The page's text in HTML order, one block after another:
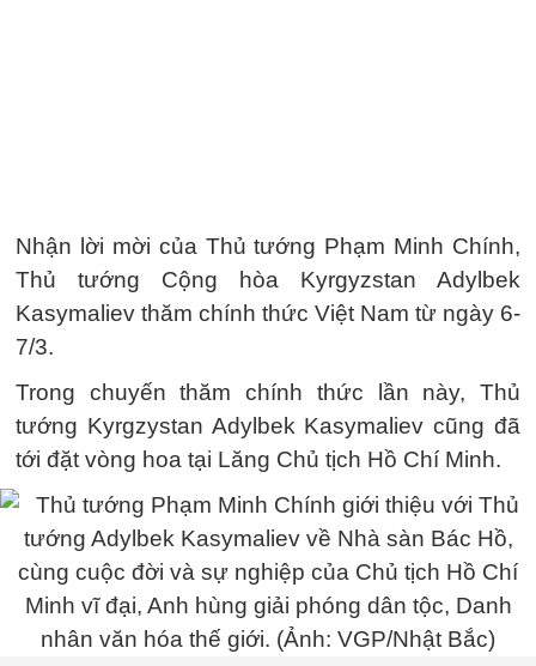
Nhận lời mời của Thủ tướng Phạm Minh Chính,
Thủ tướng Cộng hòa Kyrgyzstan Adylbek
Kasymaliev thăm chính thức Việt Nam từ ngày 6-
7/3.
Trong chuyến thăm chính thức lần này, Thủ
tướng Kyrgzystan Adylbek Kasymaliev cũng đã
tới đặt vòng hoa tại Lăng Chủ tịch Hồ Chí Minh.